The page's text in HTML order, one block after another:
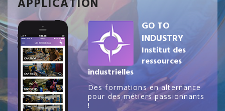
APPLICATION
GO TO
INDUSTRY
Institut des
ressources
industrielles
Des formations en alternance
pour des métiers passionnants
!